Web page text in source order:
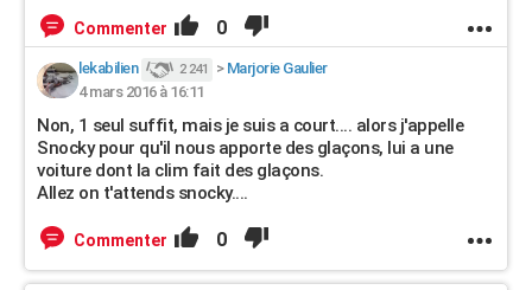
Commenter 0
lekabilien 2 241 > Marjorie Gaulier
4 mars 2016 à 16:11
Non, 1 seul suffit, mais je suis a court.... alors j'appelle
Snocky pour qu'il nous apporte des glaçons, lui a une
voiture dont la clim fait des glaçons.
Allez on t'attends snocky....
Commenter 0